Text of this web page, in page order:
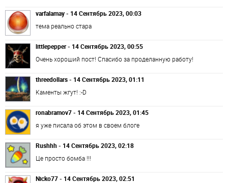
varfalamay - 14 Сентябрь 2023, 00:03
тема реально стара
littlepepper - 14 Сентябрь 2023, 00:55
Очень хороший пост! Спасибо за проделанную работу!
threedollars - 14 Сентябрь 2023, 01:11
Каменты жгут! :-D
ronabramov7 - 14 Сентябрь 2023, 01:45
я уже писала об этом в своем блоге
Rushhh - 14 Сентябрь 2023, 02:18
Це просто бомба !!!
Nicko77 - 14 Сентябрь 2023, 02:51